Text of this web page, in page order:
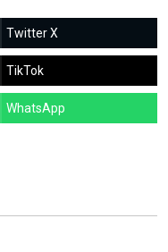
Twitter X
TikTok
WhatsApp